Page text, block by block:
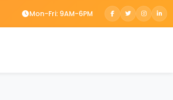
Mon-Fri: 9AM-6PM